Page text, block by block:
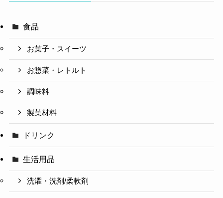
食品
お菓子・スイーツ
お惣菜・レトルト
調味料
製菓材料
ドリンク
生活用品
洗濯・洗剤/柔軟剤